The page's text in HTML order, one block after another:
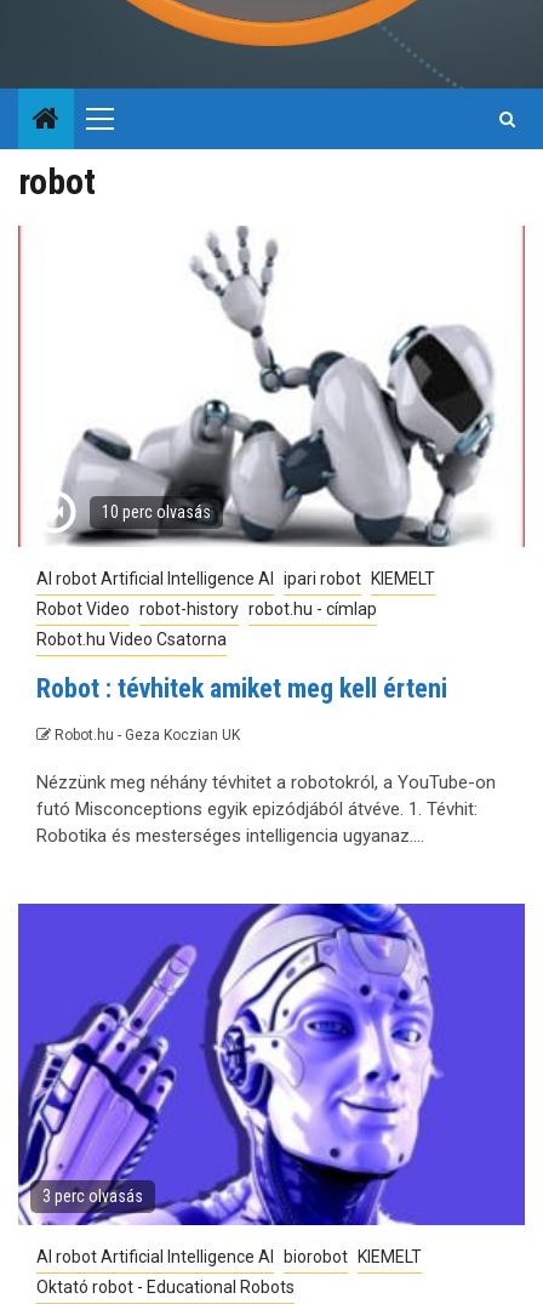
Primary
Menu
robot
10 perc olvasás
AI robot Artificial Intelligence AI ipari robot
KIEMELT
Robot Video robot-history robot.hu - címlap
Robot.hu Video Csatorna
Robot : tévhitek amiket meg kell érteni
Robot.hu - Geza Koczian UK
Nézzünk meg néhány tévhitet a robotokról, a YouTube-on
futó Misconceptions egyik epizódjából átvéve. 1. Tévhit:
Robotika és mesterséges intelligencia ugyanaz....
3 perc olvasás
AI robot Artificial Intelligence AI biorobot
KIEMELT
Oktató robot - Educational Robots